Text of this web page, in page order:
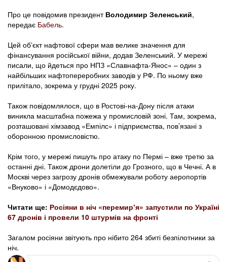
Про це повідомив президент Володимир Зеленський,
передає Бабель.
Цей обʼєкт нафтової сфери мав велике значення для
фінансування російської війни, додав Зеленський. У мережі
писали, що йдеться про НПЗ «Славнафта-Янос» – один з
найбільших нафтопереробних заводів у РФ. По ньому вже
прилітало, зокрема у грудні 2025 року.
Також повідомлялося, що в Ростові-на-Дону після атаки
виникла масштабна пожежа у промисловій зоні. Там, зокрема,
розташовані хімзавод «Емпілс» і підприємства, пов’язані з
оборонною промисловістю.
Крім того, у мережі пишуть про атаку по Пермі – вже третю за
останні дні. Також дрони долетіли до Грозного, що в Чечні. А в
Москві через загрозу дронів обмежували роботу аеропортів
«Внуково» і «Домодєдово».
Читати ще: Росіяни в ніч «перемирʼя» запустили по Україні
67 дронів і провели 10 штурмів на фронті
Загалом росіяни звітують про нібито 264 збиті безпілотники за
ніч.